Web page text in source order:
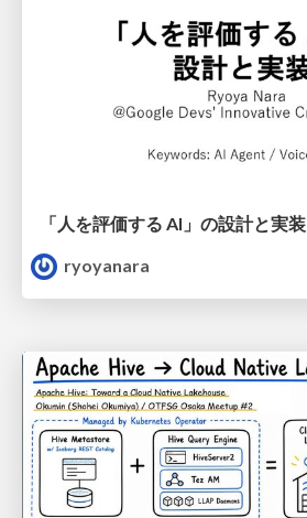
「人を評価する AI」の 設計と実装
ryoyanara